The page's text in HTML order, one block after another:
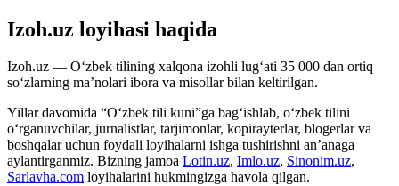
Izoh.uz loyihasi haqida
Izoh.uz — O‘zbek tilining xalqona izohli lug‘ati 35 000 dan ortiq
so‘zlarning ma’nolari ibora va misollar bilan keltirilgan.
Yillar davomida “O‘zbek tili kuni”ga bag‘ishlab, o‘zbek tilini
o‘rganuvchilar, jurnalistlar, tarjimonlar, kopirayterlar, blogerlar va
boshqalar uchun foydali loyihalarni ishga tushirishni an’anaga
aylantirganmiz. Bizning jamoa Lotin.uz, Imlo.uz, Sinonim.uz,
Sarlavha.com loyihalarini hukmingizga havola qilgan.